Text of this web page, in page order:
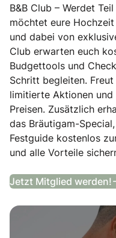
B&B Club – Werdet
möchtet eure
und dabei von
Club erwarten euch
Budgettools und
Schritt begleiten.
limitierte Aktionen
Preisen. Zusätzlich
das Bräutigam-
Festguide kostenlos
und alle Vorteile
Jetzt Mitglied werden!